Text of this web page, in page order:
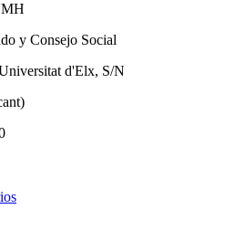
y Consejo Social
d'Elx, S/N